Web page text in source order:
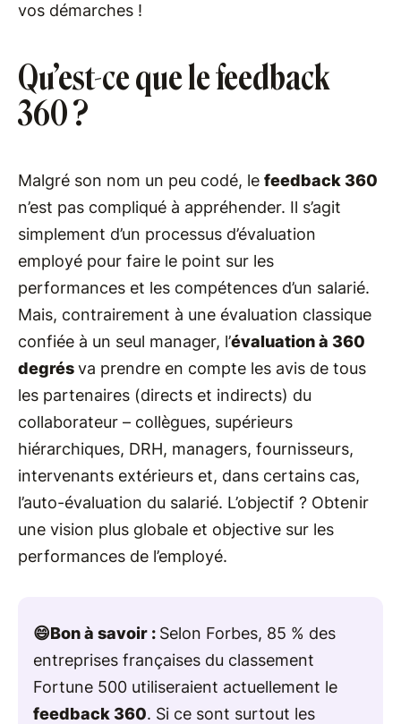
vos démarches !
Qu’est-ce que le feedback
360 ?
Malgré son nom un peu codé, le feedback 360
n’est pas compliqué à appréhender. Il s’agit
simplement d’un processus d’évaluation
employé pour faire le point sur les
performances et les compétences d’un salarié.
Mais, contrairement à une évaluation classique
confiée à un seul manager, l’évaluation à 360
degrésva prendre en compte les avis de tous
les partenaires (directs et indirects) du
collaborateur – collègues, supérieurs
hiérarchiques, DRH, managers, fournisseurs,
intervenants extérieurs et, dans certains cas,
l’auto-évaluation du salarié. L’objectif ? Obtenir
une vision plus globale et objective sur les
performances de l’employé.
😄Bon à savoir : Selon Forbes, 85 % des
entreprises françaises du classement
Fortune 500 utiliseraient actuellement le
feedback 360. Si ce sont surtout les